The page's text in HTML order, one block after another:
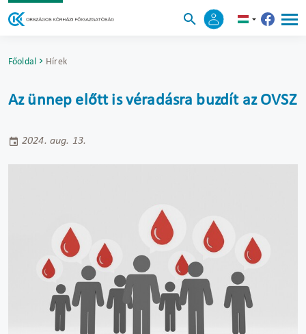
Főoldal Hírek
Az ünnep előtt is véradásra buzdít az OVSZ
2024. aug. 13.